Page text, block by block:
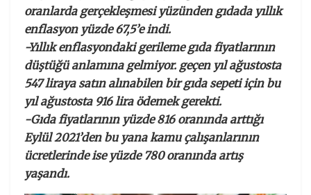
oranlarda gerçekleşmesi yüzünden gıdada yıllık
enflasyon yüzde 67,5’e indi.
-Yıllık enflasyondaki gerileme gıda fiyatlarının
düştüğü anlamına gelmiyor. geçen yıl ağustosta
547 liraya satın alınabilen bir gıda sepeti için bu
yıl ağustosta 916 lira ödemek gerekti.
-Gıda fiyatlarının yüzde 816 oranında arttığı
Eylül 2021’den bu yana kamu çalışanlarının
ücretlerinde ise yüzde 780 oranında artış
yaşandı.